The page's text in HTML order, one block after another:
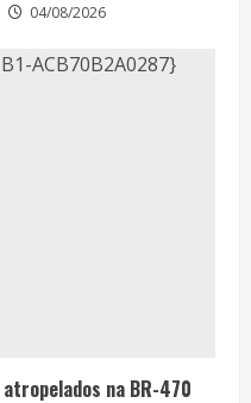
04/08/2026
na BR-470